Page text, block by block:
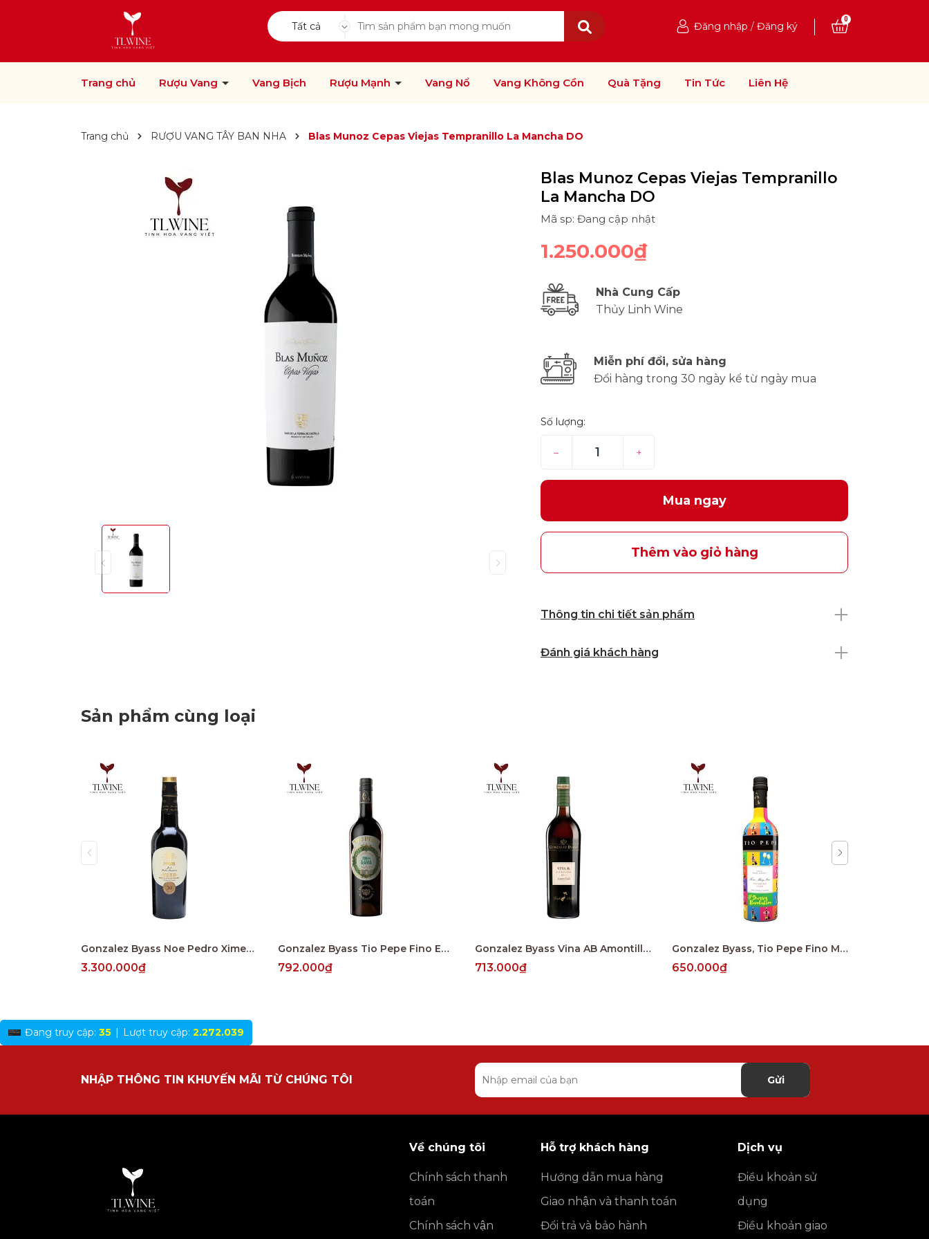
Tất cả Đăng nhập / Đăng ký
0
Trang chủ Rượu Vang Vang Bịch Rượu Mạnh Vang Nổ Vang Không Cồn Quà Tặng Tin Tức Liên Hệ
Trang chủ RƯỢU VANG TÂY BAN NHA Blas Munoz Cepas Viejas Tempranillo La Mancha DO
Blas Munoz Cepas Viejas Tempranillo
La Mancha DO
Mã sp: Đang cập nhật
1.250.000₫
Nhà Cung Cấp
Thủy Linh Wine
Miễn phí đổi, sửa hàng
Đổi hàng trong 30 ngày kể từ ngày mua
Số lượng:
– +
Mua ngay
Thêm vào giỏ hàng
Thông tin chi tiết sản phẩm
Đánh giá khách hàng
Sản phẩm cùng loại
Gonzalez Byass Noe Pedro Ximenez Muy Viejo V.O.R.S
3.300.000₫
Gonzalez Byass Tio Pepe Fino En Rama 4 Years
792.000₫
Gonzalez Byass Vina AB Amontillado 12 Years
713.000₫
Gonzalez Byass, Tio Pepe Fino Muy Seco, Palomino, Jerez DO
650.000₫
Đang truy cập: 35 | Lượt truy cập: 2.272.039
NHẬP THÔNG TIN KHUYẾN MÃI TỪ CHÚNG TÔI Gửi
Về chúng tôi
Chính sách thanh
toán
Chính sách vận
Hỗ trợ khách hàng
Hướng dẫn mua hàng
Giao nhận và thanh toán
Đổi trả và bảo hành
Dịch vụ
Điều khoản sử
dụng
Điều khoản giao